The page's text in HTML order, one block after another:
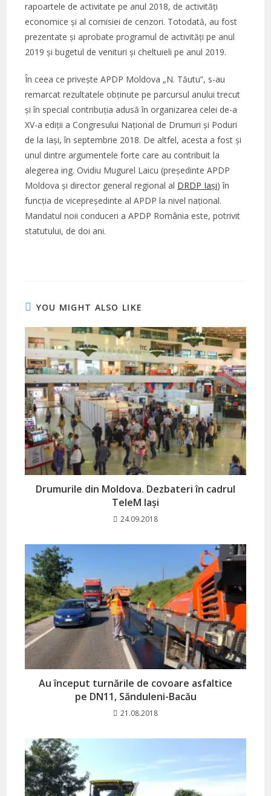
rapoartele de activitate pe anul 2018, de activități
economice și al comisiei de cenzori. Totodată, au fost
prezentate și aprobate programul de activități pe anul
2019 și bugetul de venituri și cheltuieli pe anul 2019.
În ceea ce privește APDP Moldova „N. Tăutu”, s-au
remarcat rezultatele obținute pe parcursul anului trecut
și în special contribuția adusă în organizarea celei de-a
XV-a ediții a Congresului Național de Drumuri și Poduri
de la Iași, în septembrie 2018. De altfel, acesta a fost și
unul dintre argumentele forte care au contribuit la
alegerea ing. Ovidiu Mugurel Laicu (președinte APDP
Moldova și director general regional al DRDP Iași) în
funcția de vicepreședinte al APDP la nivel național.
Mandatul noii conduceri a APDP România este, potrivit
statutului, de doi ani.
YOU MIGHT ALSO LIKE
Drumurile din Moldova. Dezbateri în cadrul
TeleM Iași
24.09.2018
Au început turnările de covoare asfaltice
pe DN11, Sănduleni-Bacău
21.08.2018